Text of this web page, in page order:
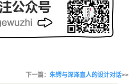
下一篇： 朱锷与深泽直人的设计对话>>